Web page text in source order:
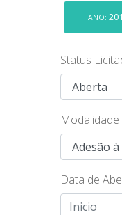
ANO:
Status
Modalidade
Data de